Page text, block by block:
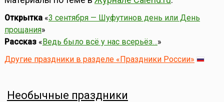
Открытка«3 сентября — Шуфутинов день или День
прощания»
Рассказ«Ведь было всё у нас всерьёз…»
Другие праздники в разделе «Праздники России»
Необычные праздники